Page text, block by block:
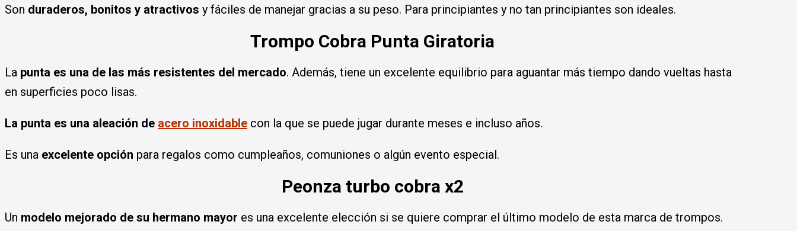
Son duraderos, bonitos y atractivos y fáciles de manejar gracias a su peso. Para principiantes y no tan principiantes son ideales.
Trompo Cobra Punta Giratoria
La punta es una de las más resistentes del mercado. Además, tiene un excelente equilibrio para aguantar más tiempo dando vueltas hasta
en superficies poco lisas.
La punta es una aleación de acero inoxidable con la que se puede jugar durante meses e incluso años.
Es una excelente opción para regalos como cumpleaños, comuniones o algún evento especial.
Peonza turbo cobra x2
Un modelo mejorado de su hermano mayor es una excelente elección si se quiere comprar el último modelo de esta marca de trompos.